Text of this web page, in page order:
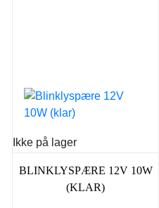
Ikke på lager
BLINKLYSPÆRE 12V 10W
(KLAR)